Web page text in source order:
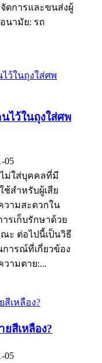
ดการและขนส่งผู้
นามัย: รถ
ไว้ในถุงใส่ศพ
05
ม่ใส่บุคคลที่มี
ช้สำหรับผู้เสีย
วามสะดวกใน
รเก็บรักษาด้วย
ะ ต่อไปนี้เป็นวิธี
ารณ์ที่เกี่ยวข้อง
วามตาย:...
ยสีเหลือง?
05